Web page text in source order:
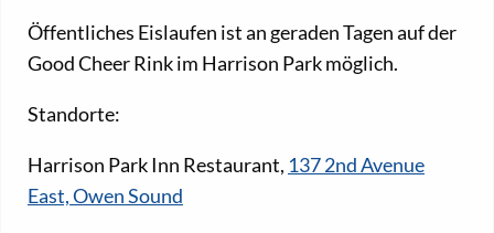
Öffentliches Eislaufen ist an geraden Tagen auf der
Good Cheer Rink im Harrison Park möglich.
Standorte:
Harrison Park Inn Restaurant, 137 2nd Avenue
East, Owen Sound